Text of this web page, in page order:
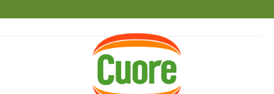
HOME